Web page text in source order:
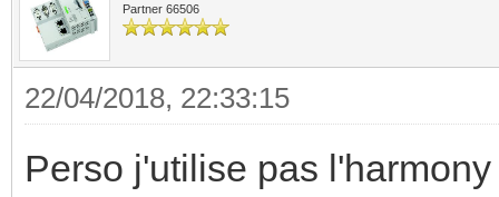
Partner 66506
22/04/2018, 22:33:15
Perso j'utilise pas